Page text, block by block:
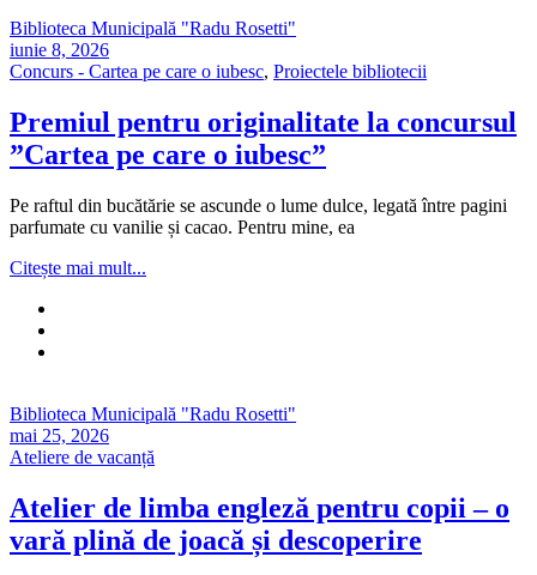
Biblioteca Municipală "Radu Rosetti"
iunie 8, 2026
Concurs - Cartea pe care o iubesc, Proiectele bibliotecii
Premiul pentru originalitate la concursul
”Cartea pe care o iubesc”
Pe raftul din bucătărie se ascunde o lume dulce, legată între pagini
parfumate cu vanilie și cacao. Pentru mine, ea
Citește mai mult...
Biblioteca Municipală "Radu Rosetti"
mai 25, 2026
Ateliere de vacanță
Atelier de limba engleză pentru copii – o
vară plină de joacă și descoperire